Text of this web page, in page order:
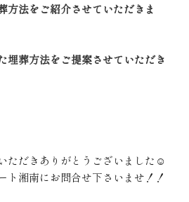
方法をご紹介させていただきま
埋葬方法をご提案させていただき
ただきありがとうございました☺
ト湘南にお問合せ下さいませ！！